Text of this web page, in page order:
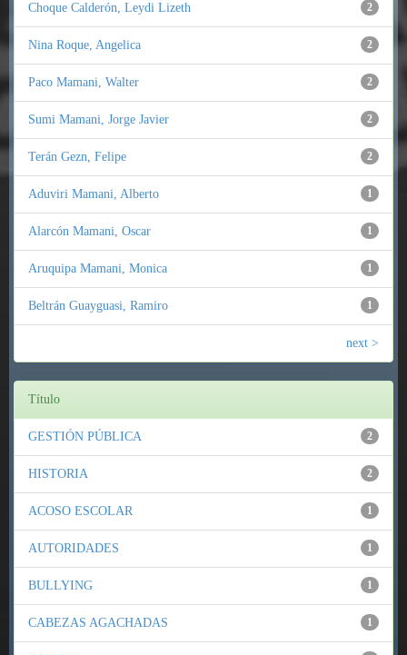
2
Choque Calderón, Leydi Lizeth
2
Nina Roque, Angelica
2
Paco Mamani, Walter
2
Sumi Mamani, Jorge Javier
2
Terán Gezn, Felipe
1
Aduviri Mamani, Alberto
1
Alarcón Mamani, Oscar
1
Aruquipa Mamani, Monica
1
Beltrán Guayguasi, Ramiro
next >
Título
2
GESTIÓN PÚBLICA
2
HISTORIA
1
ACOSO ESCOLAR
1
AUTORIDADES
1
BULLYING
1
CABEZAS AGACHADAS